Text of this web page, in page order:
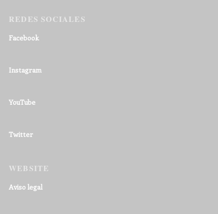
REDES SOCIALES
Facebook
Instagram
YouTube
Twitter
WEBSITE
Aviso legal